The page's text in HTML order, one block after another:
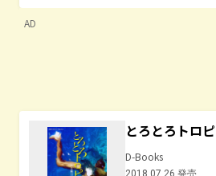
AD
とろとろトロ
D-Books
2018.07.26 発売